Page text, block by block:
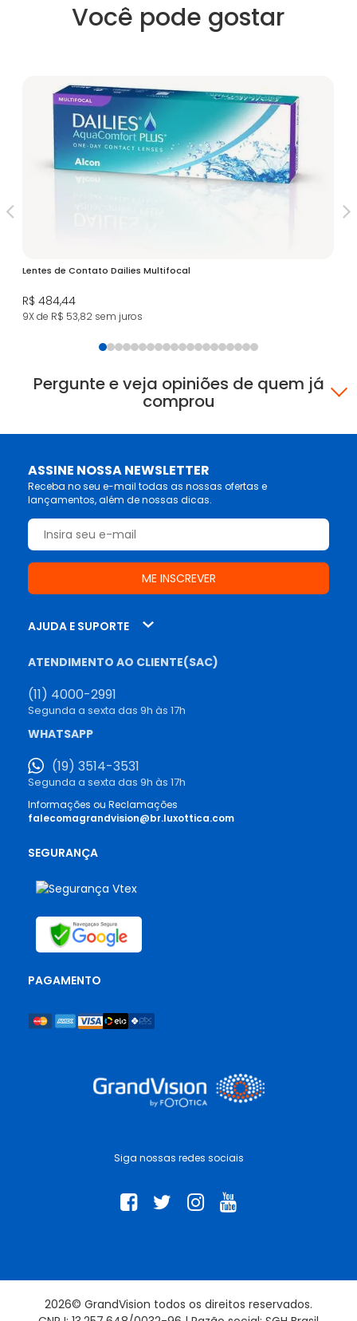
Você pode gostar
Lentes de Contato Dailies Multifocal
R$ 484,44
9X de R$ 53,82 sem juros
Pergunte e veja opiniões de quem já
comprou
ASSINE NOSSA NEWSLETTER
Receba no seu e-mail todas as nossas ofertas e
lançamentos, além de nossas dicas.
Siga nossas redes sociais
AJUDA E SUPORTE
ATENDIMENTO AO CLIENTE(SAC)
(11) 4000-2991
Segunda a sexta das 9h às 17h
WHATSAPP
(19) 3514-3531
Segunda a sexta das 9h às 17h
Informações ou Reclamações
falecomagrandvision@br.luxottica.com
SEGURANÇA
PAGAMENTO
2026© GrandVision todos os direitos reservados.